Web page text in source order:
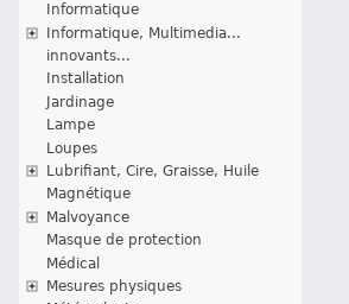
Informatique
Informatique, Multimedia...
innovants...
Installation
Jardinage
Lampe
Loupes
Lubrifiant, Cire, Graisse, Huile
Magnétique
Malvoyance
Masque de protection
Médical
Mesures physiques